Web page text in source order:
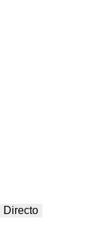
Directo